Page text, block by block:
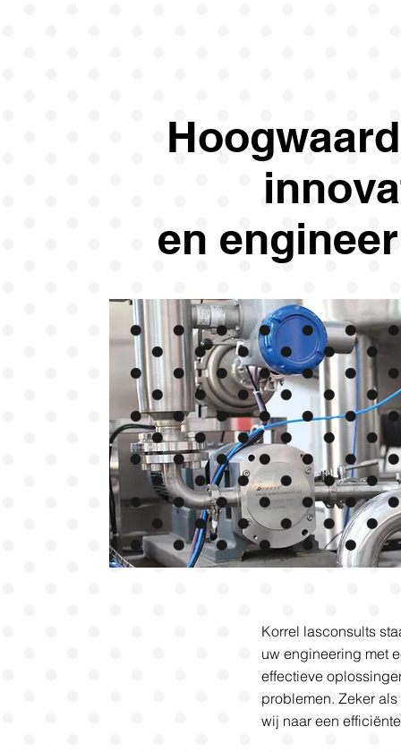
en
Korrel lasconsults
uw engineering met
effectieve
problemen. Zeker
wij naar een